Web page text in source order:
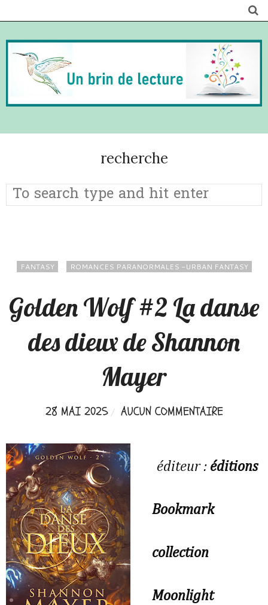
recherche
FANTASY ROMANCES PARANORMALES -URBAN FANTASY
Golden Wolf #2 La danse
des dieux de Shannon
Mayer
28 MAI 2025 AUCUN COMMENTAIRE
éditeur : éditions
Bookmark
collection
Moonlight